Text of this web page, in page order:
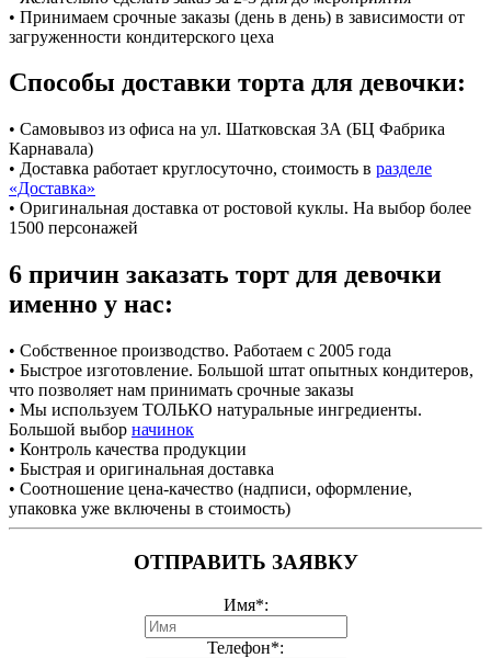
• Принимаем срочные заказы (день в день) в зависимости от
загруженности кондитерского цеха
Способы доставки торта для девочки:
• Самовывоз из офиса на ул. Шатковская 3А (БЦ Фабрика
Карнавала)
• Доставка работает круглосуточно, стоимость в разделе
«Доставка»
• Оригинальная доставка от ростовой куклы. На выбор более
1500 персонажей
6 причин заказать торт для девочки
именно у нас:
• Собственное производство. Работаем с 2005 года
• Быстрое изготовление. Большой штат опытных кондитеров,
что позволяет нам принимать срочные заказы
• Мы используем ТОЛЬКО натуральные ингредиенты.
Большой выбор начинок
• Контроль качества продукции
• Быстрая и оригинальная доставка
• Соотношение цена-качество (надписи, оформление,
упаковка уже включены в стоимость)
ОТПРАВИТЬ ЗАЯВКУ
Имя*:
Телефон*: